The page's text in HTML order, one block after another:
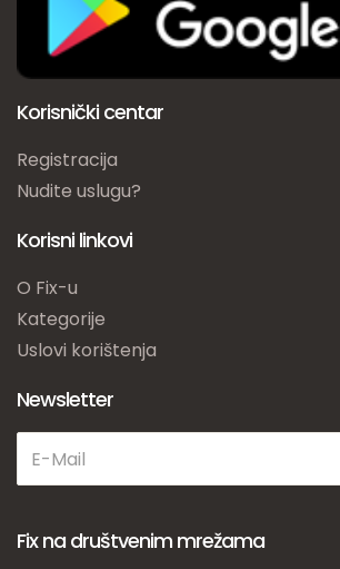
Korisnički centar
Registracija
Nudite uslugu?
Korisni linkovi
O Fix-u
Kategorije
Uslovi korištenja
Newsletter
Fix na društvenim mrežama